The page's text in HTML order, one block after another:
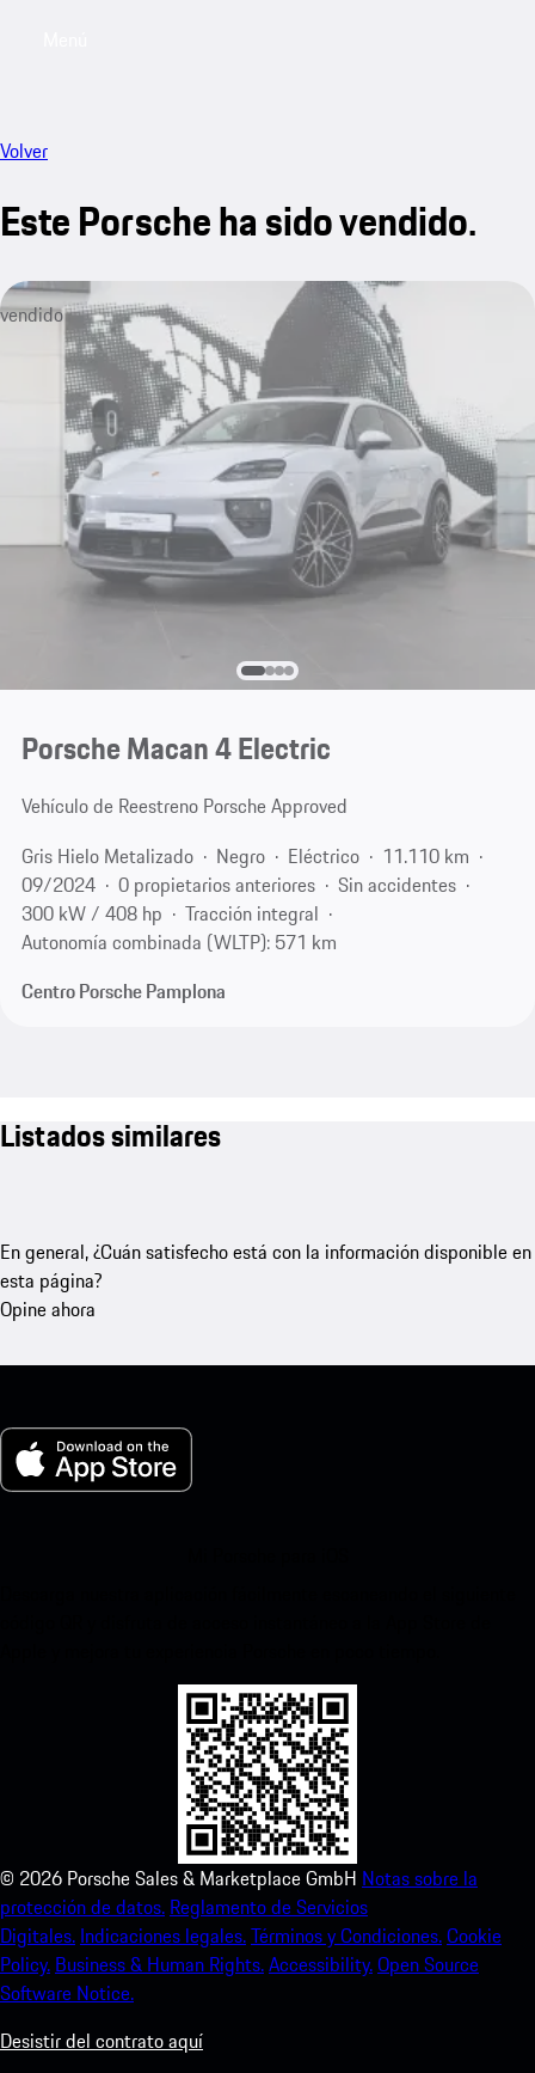
Volver
Este Porsche ha sido vendido.
vendido
Porsche Macan 4 Electric
Vehículo de Reestreno Porsche Approved
Gris Hielo Metalizado
Negro Eléctrico
11.110 km
09/2024
0 propietarios anteriores
Sin accidentes
300 kW / 408 hp
Tracción integral
Autonomía combinada (WLTP): 571 km
Centro Porsche Pamplona
Listados similares
En general, ¿Cuán satisfecho está con la información disponible en
esta página?
Opine ahora
© 2026 Porsche Sales & Marketplace GmbH Notas sobre la
protección de datos. Reglamento de Servicios
Digitales. Indicaciones legales.Términos y Condiciones.Cookie
Policy. Business & Human Rights.Accessibility.Open Source
Software Notice.
Desistir del contrato aquí